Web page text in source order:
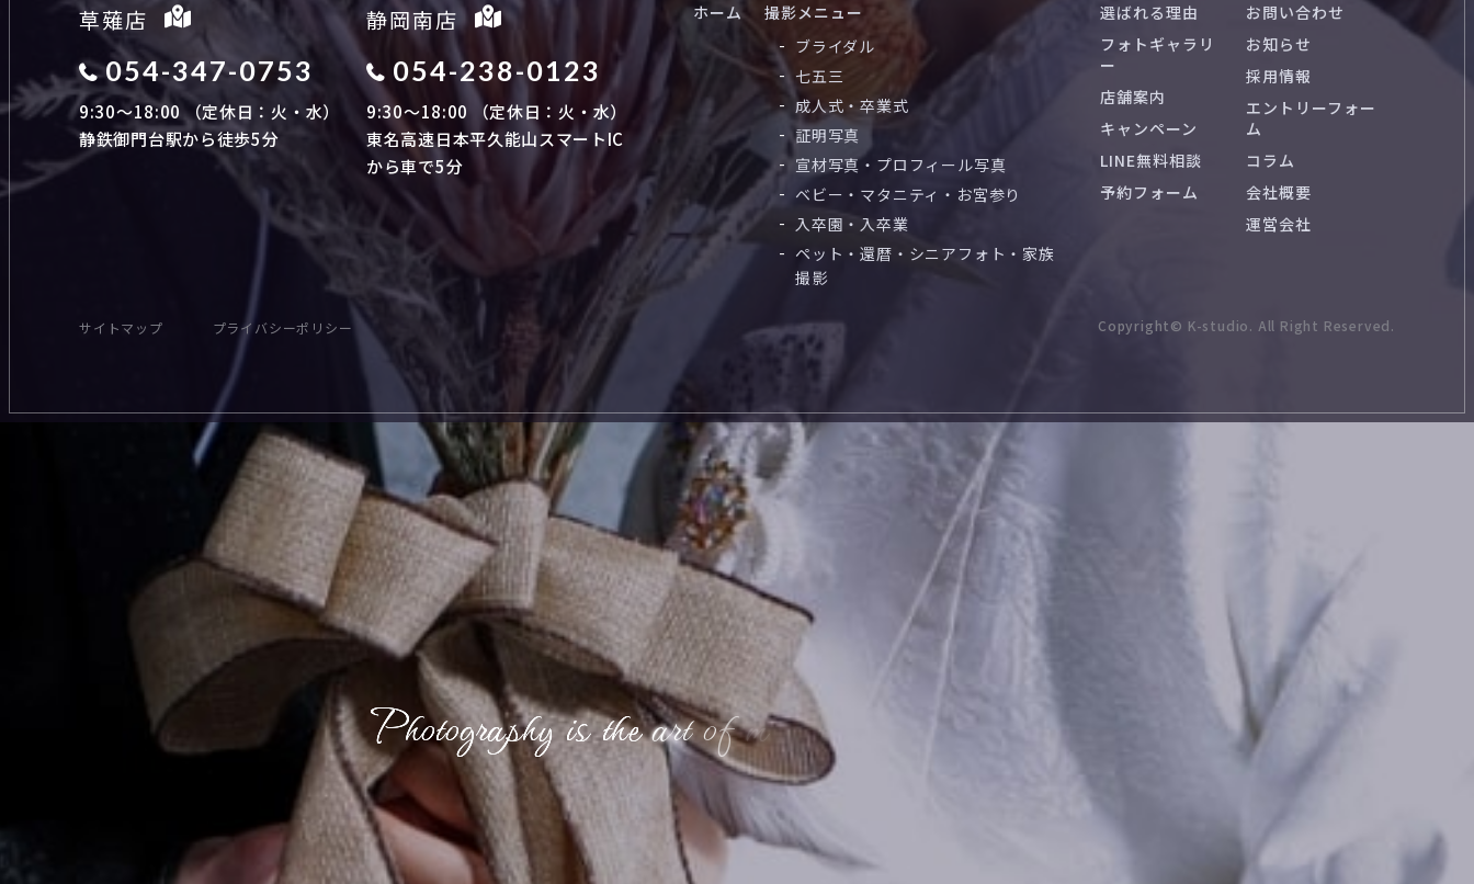
草薙店
054-347-0753
9:30～18:00 （定休日：火・水）
静鉄御門台駅から徒歩5分
静岡南店
054-238-0123
9:30～18:00 （定休日：火・水）
東名高速日本平久能山スマートIC
から車で5分
ホーム
撮影メニュー
ブライダル
七五三
成人式・卒業式
証明写真
宣材写真・プロフィール写真
ベビー・マタニティ・お宮参り
入卒園・入卒業
ペット・還暦・シニアフォト・家族
撮影
選ばれる理由
フォトギャラリ
ー
店舗案内
キャンペーン
LINE無料相談
予約フォーム
お問い合わせ
お知らせ
採用情報
エントリーフォー
ム
コラム
会社概要
運営会社
サイトマップ プライバシーポリシー Copyright© K-studio. All Right Reserved.
Photographyistheartofmaking